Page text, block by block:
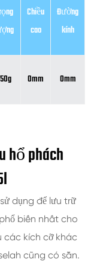
Chiều
cao
Đường
kính
0mm 0mm
hổ phách
dụng để lưu trữ
biến nhất cho
các kích cỡ khác
cũng có sẵn.